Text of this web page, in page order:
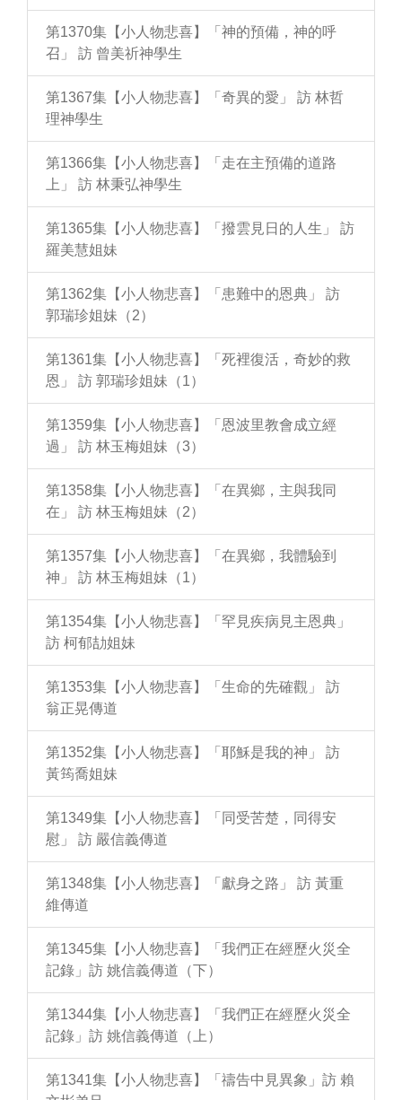
第1370集【小人物悲喜】「神的預備，神的呼
召」 訪 曾美祈神學生
第1367集【小人物悲喜】「奇異的愛」 訪 林哲
理神學生
第1366集【小人物悲喜】「走在主預備的道路
上」 訪 林秉弘神學生
第1365集【小人物悲喜】「撥雲見日的人生」 訪
羅美慧姐妹
第1362集【小人物悲喜】「患難中的恩典」 訪
郭瑞珍姐妹（2）
第1361集【小人物悲喜】「死裡復活，奇妙的救
恩」 訪 郭瑞珍姐妹（1）
第1359集【小人物悲喜】「恩波里教會成立經
過」 訪 林玉梅姐妹（3）
第1358集【小人物悲喜】「在異鄉，主與我同
在」 訪 林玉梅姐妹（2）
第1357集【小人物悲喜】「在異鄉，我體驗到
神」 訪 林玉梅姐妹（1）
第1354集【小人物悲喜】「罕見疾病見主恩典」
訪 柯郁劼姐妹
第1353集【小人物悲喜】「生命的先確觀」 訪
翁正晃傳道
第1352集【小人物悲喜】「耶穌是我的神」 訪
黃筠喬姐妹
第1349集【小人物悲喜】「同受苦楚，同得安
慰」 訪 嚴信義傳道
第1348集【小人物悲喜】「獻身之路」 訪 黃重
維傳道
第1345集【小人物悲喜】「我們正在經歷火災全
記錄」訪 姚信義傳道（下）
第1344集【小人物悲喜】「我們正在經歷火災全
記錄」訪 姚信義傳道（上）
第1341集【小人物悲喜】「禱告中見異象」訪 賴